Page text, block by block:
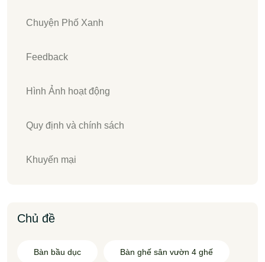
Chuyện Phố Xanh
Feedback
Hình Ảnh hoạt động
Quy định và chính sách
Khuyến mại
Chủ đề
Bàn bầu dục Bàn ghế sân vườn 4 ghế